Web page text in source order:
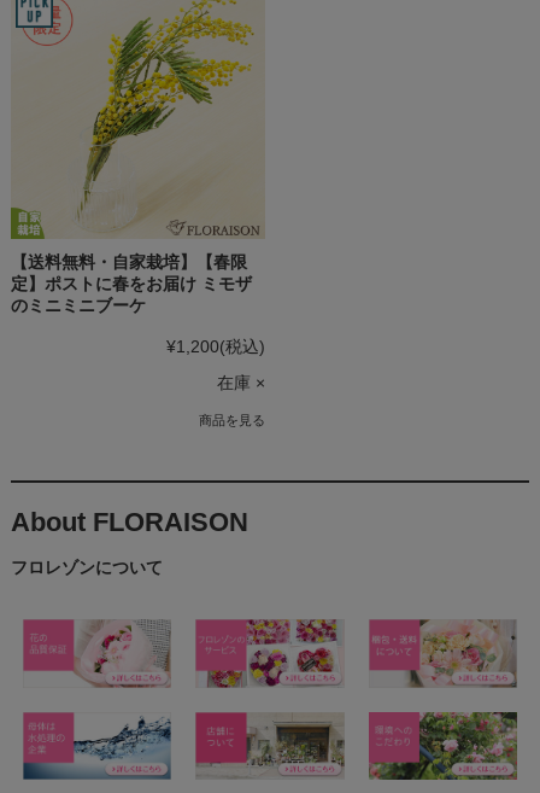
【送料無料・自家栽培】【春限
定】ポストに春をお届け ミモザ
のミニミニブーケ
¥1,200(税込)
在庫 ×
商品を見る
About FLORAISON
フロレゾンについて